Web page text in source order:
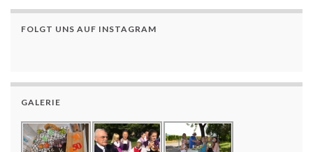
FOLGT UNS AUF INSTAGRAM
GALERIE